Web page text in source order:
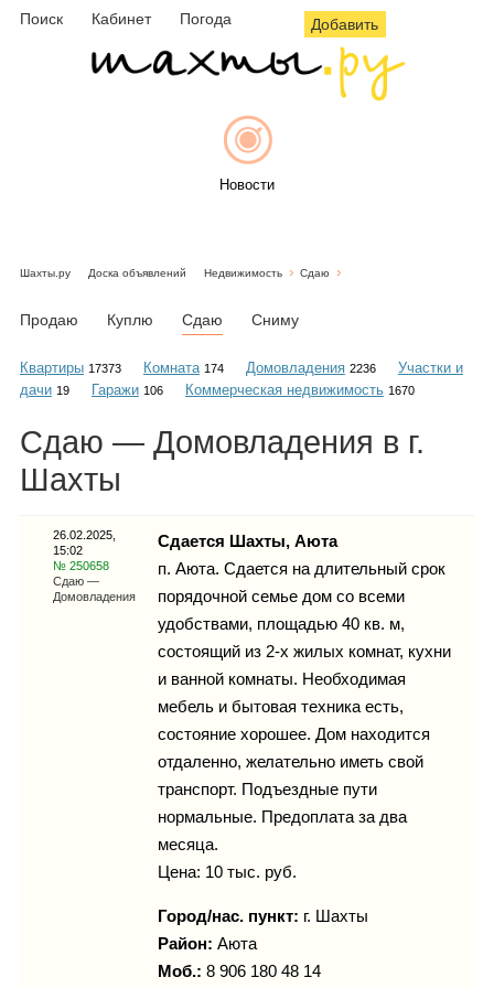
Поиск Кабинет Погода Добавить
Новости
Объявления
Инфо
Гороскоп
Карты
Фотогалерея
Шахты.ру Доска объявлений Недвижимость Сдаю
Продаю Куплю Сдаю Сниму
Квартиры 17373 Комната 174 Домовладения 2236
Участки и
дачи 19 Гаражи 106 Коммерческая недвижимость 1670
Сдаю — Домовладения в г.
Шахты
26.02.2025,
15:02
№ 250658
Сдаю —
Домовладения
Сдается Шахты, Аюта
п. Аюта. Сдается на длительный срок
порядочной семье дом со всеми
удобствами, площадью 40 кв. м,
состоящий из 2-х жилых комнат, кухни
и ванной комнаты. Необходимая
мебель и бытовая техника есть,
состояние хорошее. Дом находится
отдаленно, желательно иметь свой
транспорт. Подъездные пути
нормальные. Предоплата за два
месяца.
Цена: 10 тыс. руб.
Город/нас. пункт: г. Шахты
Район: Аюта
Моб.: 8 906 180 48 14